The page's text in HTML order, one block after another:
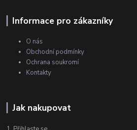
Informace pro zákazníky
O nás
Obchodní podmínky
Ochrana soukromí
Kontakty
Jak nakupovat